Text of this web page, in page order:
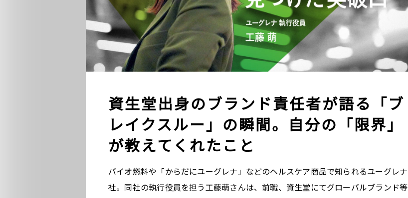
資生堂出身のブランド責任者が語る「ブ
レイクスルー」の瞬間。自分の「限界」
が教えてくれたこと
バイオ燃料や「からだにユーグレナ」などのヘルスケア商品で知られるユーグレナ
社。同社の執行役員を担う工藤萌さんは、前職、資生堂にてグローバルブランド等